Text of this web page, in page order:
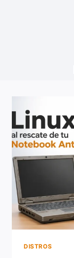
DISTROS